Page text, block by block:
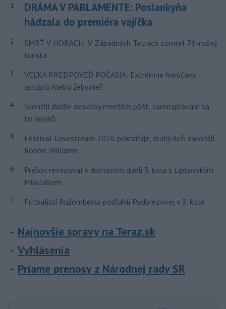
1
DRÁMA V PARLAMENTE: Poslankyňa
hádzala do premiéra vajíčka
2
SMRŤ V HORÁCH: V Západných Tatrách zomrel 76-ročný
turista
3
VEĽKÁ PREDPOVEĎ POČASIA: Extrémne horúčavy
ustúpili. Alebo žeby nie?
4
Skončili ďalšie desiatky menších pôšt, samosprávam sa
to nepáči
5
Festival Lovestream 2026 pokračuje, druhý deň zakončil
Robbie Williams
6
Prešov remizoval v domácom dueli 3. kola s Liptovským
Mikulášom
7 Futbalisti Ružomberka podľahli Podbrezovej v 3. kole
Najnovšie správy na Teraz.sk
Vyhlásenia
Priame prenosy z Národnej rady SR